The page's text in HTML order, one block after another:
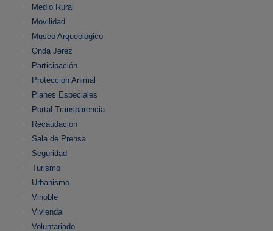
Medio Rural
Movilidad
Museo Arqueológico
Onda Jerez
Participación
Protección Animal
Planes Especiales
Portal Transparencia
Recaudación
Sala de Prensa
Seguridad
Turismo
Urbanismo
Vinoble
Vivienda
Voluntariado